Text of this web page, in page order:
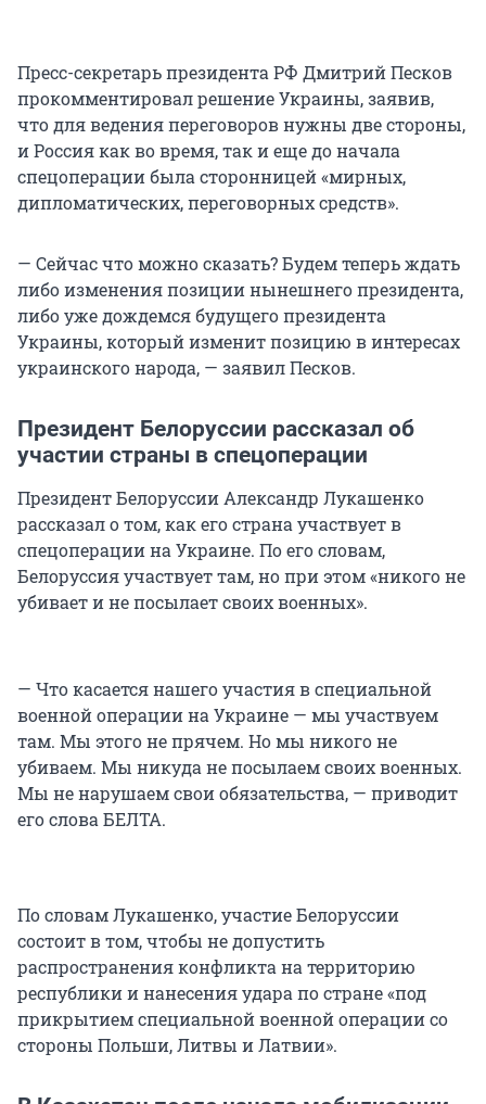
Пресс-секретарь президента РФ Дмитрий Песков
прокомментировал решение Украины, заявив,
что для ведения переговоров нужны две стороны,
и Россия как во время, так и еще до начала
спецоперации была сторонницей «мирных,
дипломатических, переговорных средств».
— Сейчас что можно сказать? Будем теперь ждать
либо изменения позиции нынешнего президента,
либо уже дождемся будущего президента
Украины, который изменит позицию в интересах
украинского народа, — заявил Песков.
Президент Белоруссии рассказал об
участии страны в спецоперации
Президент Белоруссии Александр Лукашенко
рассказал о том, как его страна участвует в
спецоперации на Украине. По его словам,
Белоруссия участвует там, но при этом «никого не
убивает и не посылает своих военных».
— Что касается нашего участия в специальной
военной операции на Украине — мы участвуем
там. Мы этого не прячем. Но мы никого не
убиваем. Мы никуда не посылаем своих военных.
Мы не нарушаем свои обязательства, — приводит
его слова БЕЛТА.
По словам Лукашенко, участие Белоруссии
состоит в том, чтобы не допустить
распространения конфликта на территорию
республики и нанесения удара по стране «под
прикрытием специальной военной операции со
стороны Польши, Литвы и Латвии».